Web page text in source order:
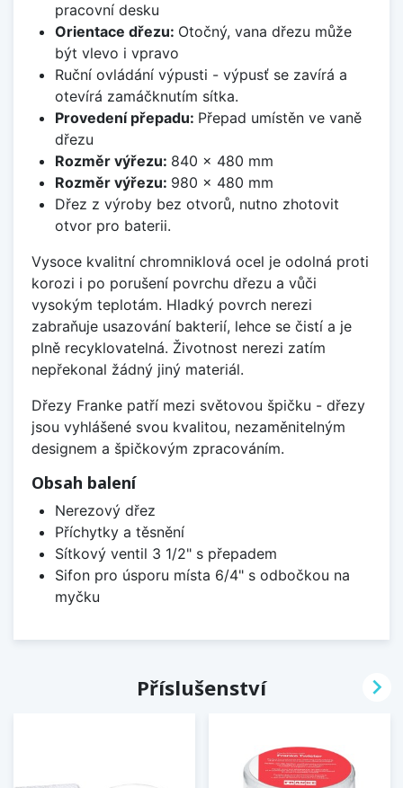
pracovní desku
Orientace dřezu: Otočný, vana dřezu může
být vlevo i vpravo
Ruční ovládání výpusti - výpusť se zavírá a
otevírá zamáčknutím sítka.
Provedení přepadu: Přepad umístěn ve vaně
dřezu
Rozměr výřezu: 840 x 480 mm
Rozměr výřezu: 980 x 480 mm
Dřez z výroby bez otvorů, nutno zhotovit
otvor pro baterii.
Vysoce kvalitní chromniklová ocel je odolná proti
korozi i po porušení povrchu dřezu a vůči
vysokým teplotám. Hladký povrch nerezi
zabraňuje usazování bakterií, lehce se čistí a je
plně recyklovatelná. Životnost nerezi zatím
nepřekonal žádný jiný materiál.
Dřezy Franke patří mezi světovou špičku - dřezy
jsou vyhlášené svou kvalitou, nezaměnitelným
designem a špičkovým zpracováním.
Obsah balení
Nerezový dřez
Příchytky a těsnění
Sítkový ventil 3 1/2" s přepadem
Sifon pro úsporu místa 6/4" s odbočkou na
myčku
Příslušenství 